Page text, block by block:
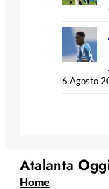
6 Agosto
Atalanta
Home